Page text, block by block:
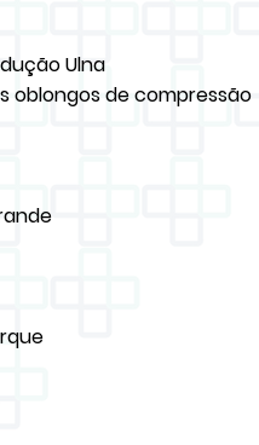
Ulna
oblongos de compressão